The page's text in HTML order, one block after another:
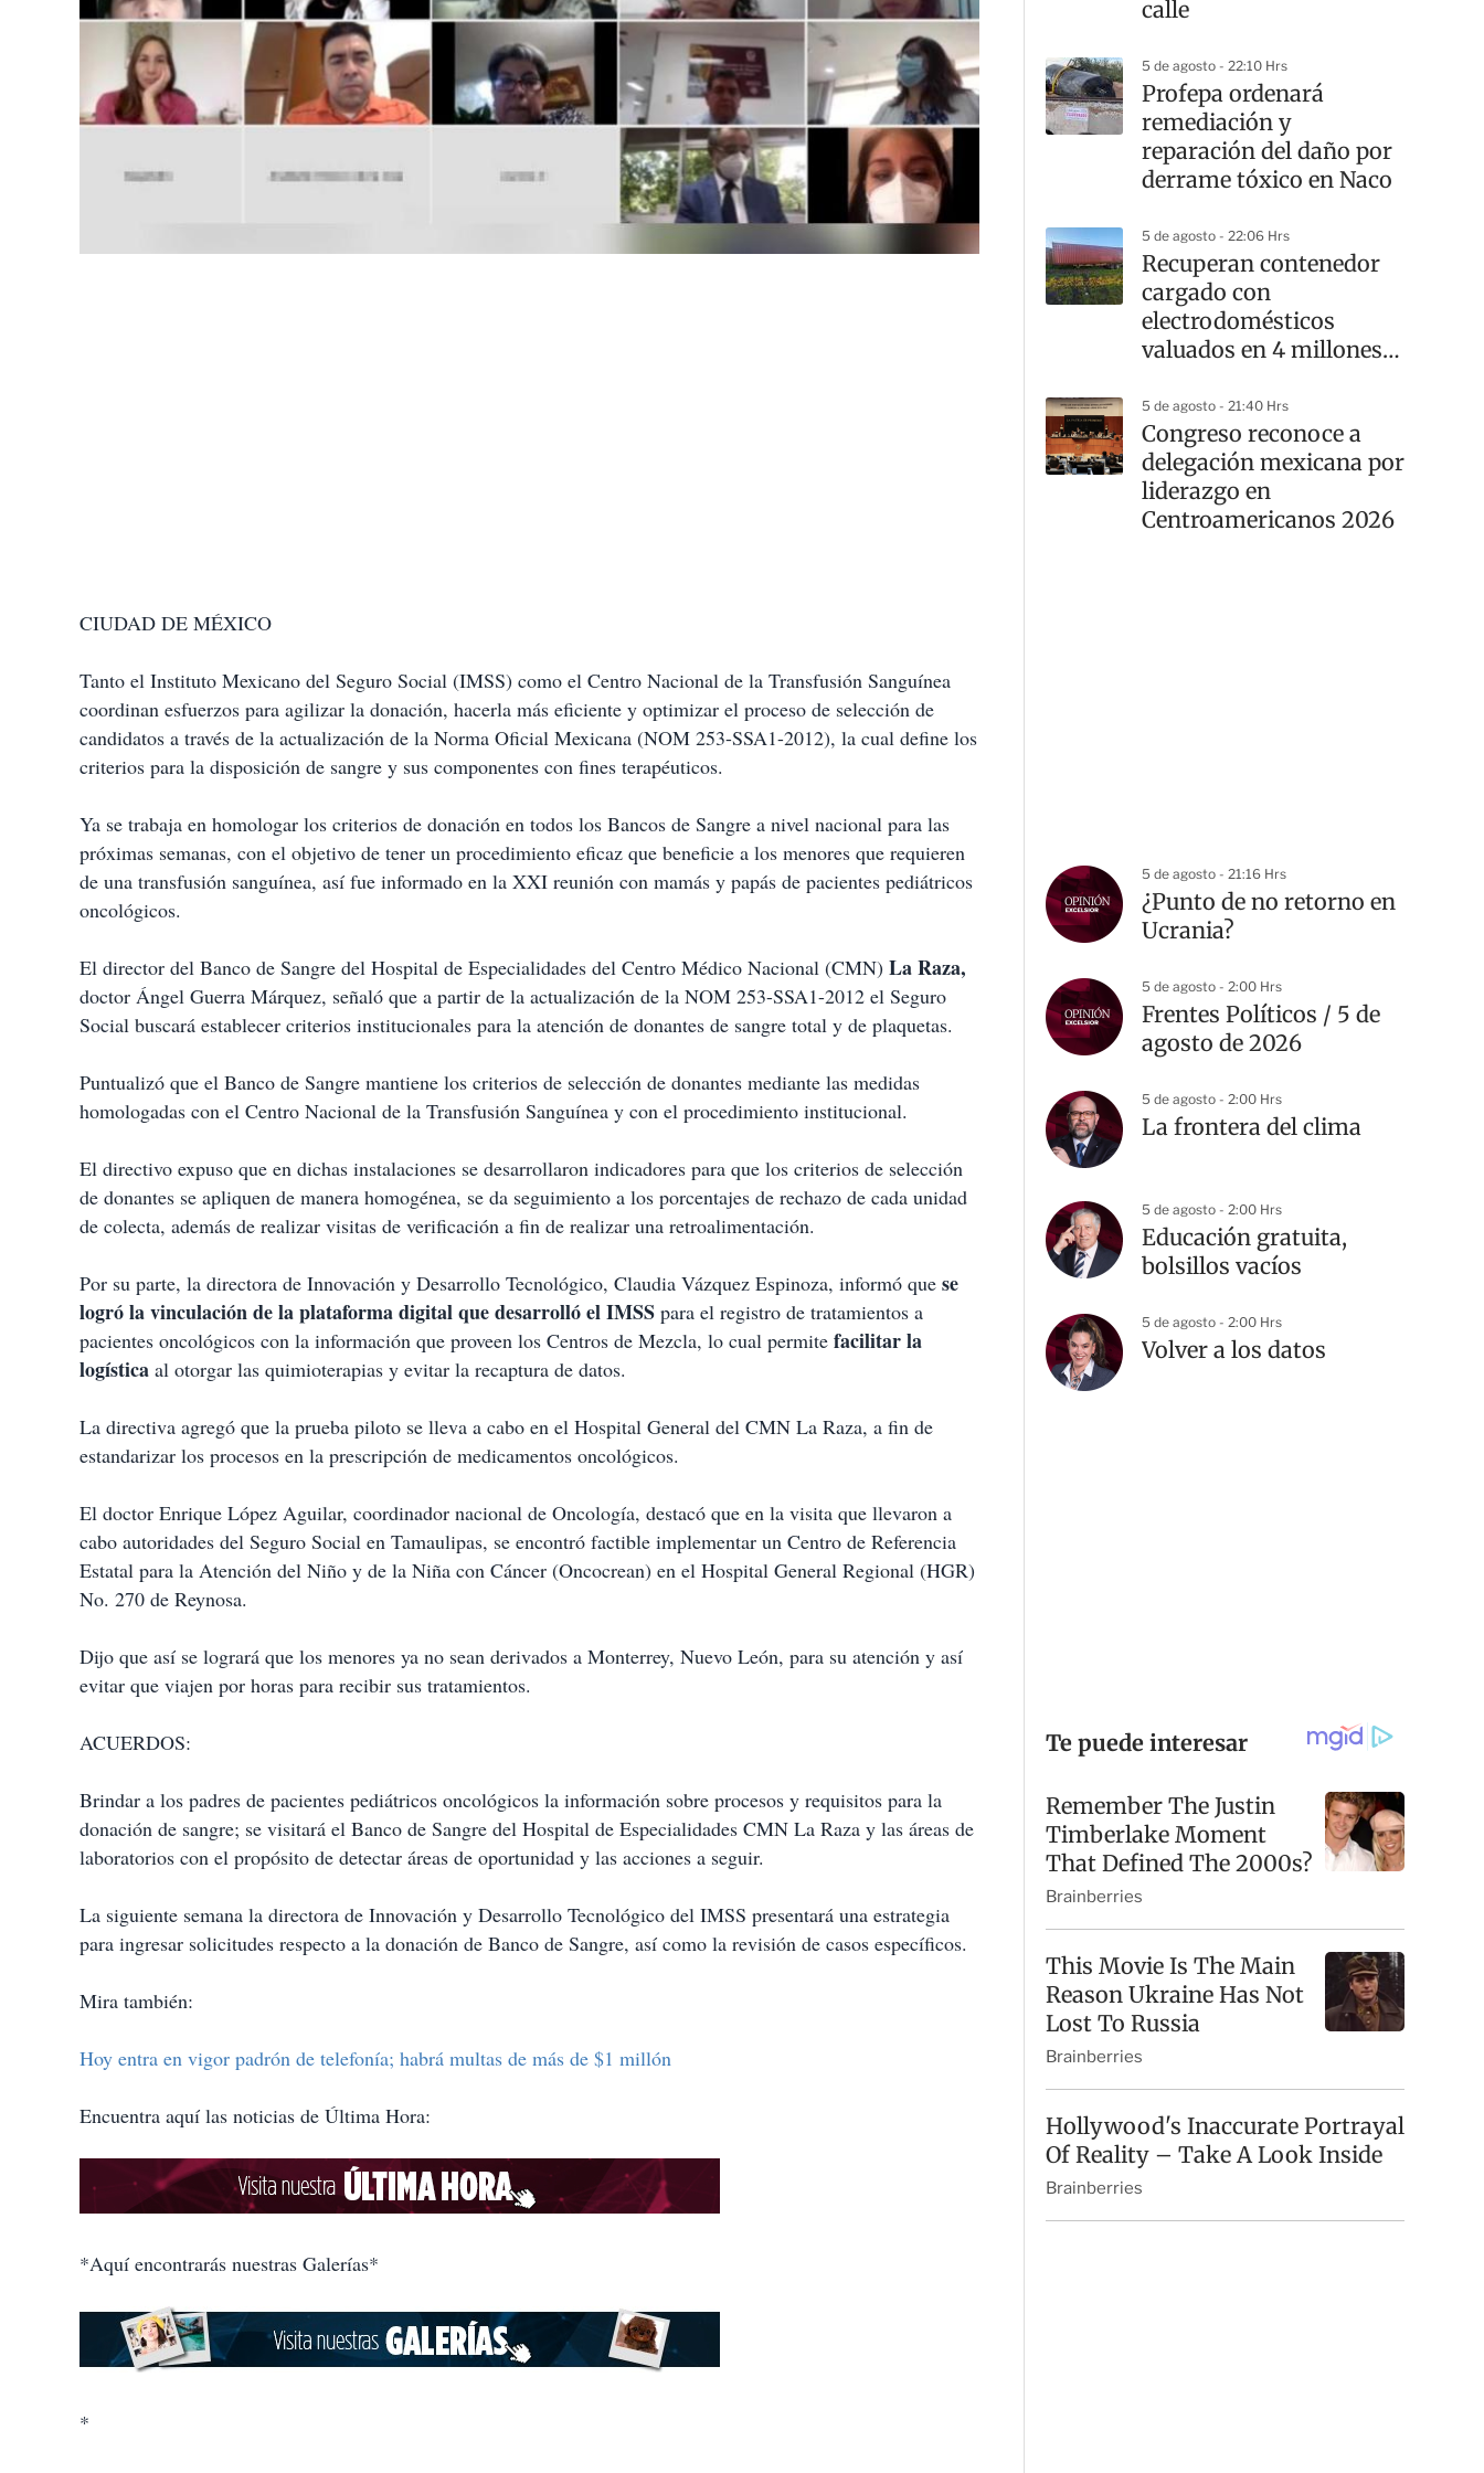
CIUDAD DE MÉXICO
Tanto el Instituto Mexicano del Seguro Social (IMSS) como el Centro Nacional de la Transfusión Sanguínea
coordinan esfuerzos para agilizar la donación, hacerla más eficiente y optimizar el proceso de selección de
candidatos a través de la actualización de la Norma Oficial Mexicana (NOM 253-SSA1-2012), la cual define los
criterios para la disposición de sangre y sus componentes con fines terapéuticos.
Ya se trabaja en homologar los criterios de donación en todos los Bancos de Sangre a nivel nacional para las
próximas semanas, con el objetivo de tener un procedimiento eficaz que beneficie a los menores que requieren
de una transfusión sanguínea, así fue informado en la XXI reunión con mamás y papás de pacientes pediátricos
oncológicos.
El director del Banco de Sangre del Hospital de Especialidades del Centro Médico Nacional (CMN) La Raza,
doctor Ángel Guerra Márquez, señaló que a partir de la actualización de la NOM 253-SSA1-2012 el Seguro
Social buscará establecer criterios institucionales para la atención de donantes de sangre total y de plaquetas.
Puntualizó que el Banco de Sangre mantiene los criterios de selección de donantes mediante las medidas
homologadas con el Centro Nacional de la Transfusión Sanguínea y con el procedimiento institucional.
El directivo expuso que en dichas instalaciones se desarrollaron indicadores para que los criterios de selección
de donantes se apliquen de manera homogénea, se da seguimiento a los porcentajes de rechazo de cada unidad
de colecta, además de realizar visitas de verificación a fin de realizar una retroalimentación.
Por su parte, la directora de Innovación y Desarrollo Tecnológico, Claudia Vázquez Espinoza, informó que se
logró la vinculación de la plataforma digital que desarrolló el IMSS para el registro de tratamientos a
pacientes oncológicos con la información que proveen los Centros de Mezcla, lo cual permite facilitar la
logística al otorgar las quimioterapias y evitar la recaptura de datos.
La directiva agregó que la prueba piloto se lleva a cabo en el Hospital General del CMN La Raza, a fin de
estandarizar los procesos en la prescripción de medicamentos oncológicos.
El doctor Enrique López Aguilar, coordinador nacional de Oncología, destacó que en la visita que llevaron a
cabo autoridades del Seguro Social en Tamaulipas, se encontró factible implementar un Centro de Referencia
Estatal para la Atención del Niño y de la Niña con Cáncer (Oncocrean) en el Hospital General Regional (HGR)
No. 270 de Reynosa.
Dijo que así se logrará que los menores ya no sean derivados a Monterrey, Nuevo León, para su atención y así
evitar que viajen por horas para recibir sus tratamientos.
ACUERDOS:
Brindar a los padres de pacientes pediátricos oncológicos la información sobre procesos y requisitos para la
donación de sangre; se visitará el Banco de Sangre del Hospital de Especialidades CMN La Raza y las áreas de
laboratorios con el propósito de detectar áreas de oportunidad y las acciones a seguir.
La siguiente semana la directora de Innovación y Desarrollo Tecnológico del IMSS presentará una estrategia
para ingresar solicitudes respecto a la donación de Banco de Sangre, así como la revisión de casos específicos.
Mira también:
Hoy entra en vigor padrón de telefonía; habrá multas de más de $1 millón
Encuentra aquí las noticias de Última Hora:
*Aquí encontrarás nuestras Galerías*
*
calle
5 de agosto - 22:10 Hrs
Profepa ordenará
remediación y
reparación del daño por
derrame tóxico en Naco
5 de agosto - 22:06 Hrs
Recuperan contenedor
cargado con
electrodomésticos
valuados en 4 millones
5 de agosto - 21:40 Hrs
Congreso reconoce a
delegación mexicana por
liderazgo en
Centroamericanos 2026
5 de agosto - 21:16 Hrs
¿Punto de no retorno en
Ucrania?
5 de agosto - 2:00 Hrs
Frentes Políticos / 5 de
agosto de 2026
5 de agosto - 2:00 Hrs
La frontera del clima
5 de agosto - 2:00 Hrs
Educación gratuita,
bolsillos vacíos
5 de agosto - 2:00 Hrs
Volver a los datos